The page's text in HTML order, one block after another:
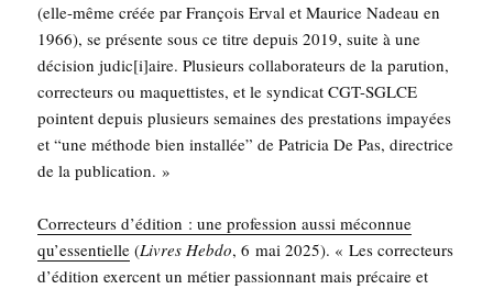
(elle-même créée par Fran­çois Erval et Mau­rice Nadeau en
1966), se pré­sente sous ce titre depuis 2019, suite à une
déci­sion judic[i]aire. Plu­sieurs col­la­bo­ra­teurs de la paru­tion,
cor­rec­teurs ou maquet­tistes, et le syn­di­cat CGT-SGLCE
pointent depuis plu­sieurs semaines des pres­ta­tions impayées
et “une méthode bien ins­tal­lée” de Patri­cia De Pas, direc­trice
de la publication. »
Cor­rec­teurs d’é­di­tion : une pro­fes­sion aus­si mécon­nue
qu’es­sen­tielle (Livres Heb­do, 6 mai 2025). « Les cor­rec­teurs
d’é­di­tion exercent un métier pas­sion­nant mais pré­caire et